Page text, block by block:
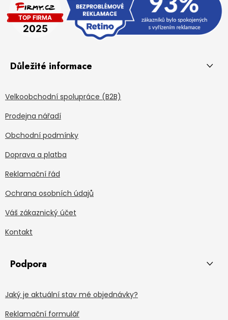
Důležité informace
Velkoobchodní spolupráce (B2B)
Prodejna nářadí
Obchodní podmínky
Doprava a platba
Reklamační řád
Ochrana osobních údajů
Váš zákaznický účet
Kontakt
Podpora
Jaký je aktuální stav mé objednávky?
Reklamační formulář